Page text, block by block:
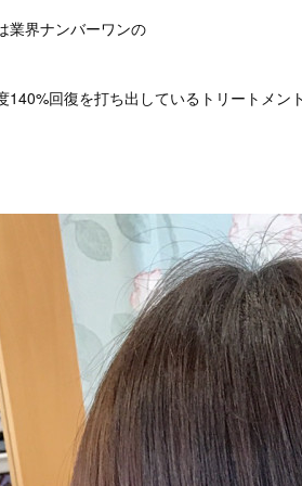
業界ナンバーワンの
140%回復を打ち出しているトリートメン